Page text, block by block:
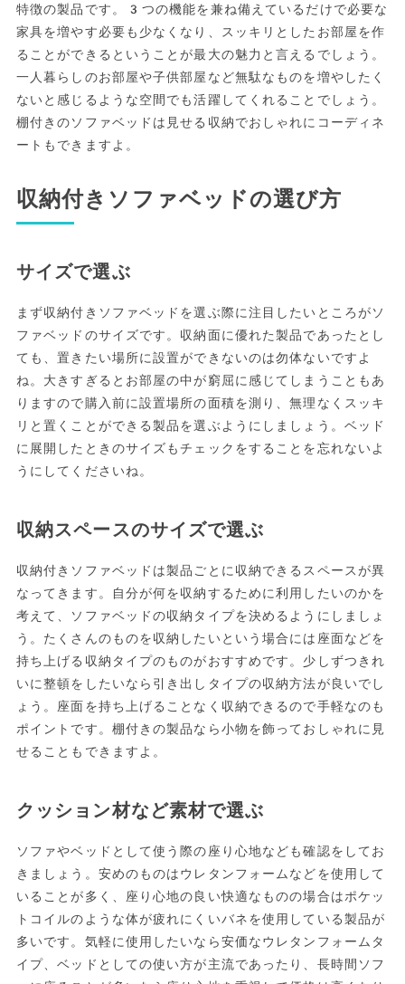
特徴の製品です。3つの機能を兼ね備えているだけで必要な
家具を増やす必要も少なくなり、スッキリとしたお部屋を作
ることができるということが最大の魅力と言えるでしょう。
一人暮らしのお部屋や子供部屋など無駄なものを増やしたく
ないと感じるような空間でも活躍してくれることでしょう。
棚付きのソファベッドは見せる収納でおしゃれにコーディネ
ートもできますよ。
収納付きソファベッドの選び方
サイズで選ぶ
まず収納付きソファベッドを選ぶ際に注目したいところがソ
ファベッドのサイズです。収納面に優れた製品であったとし
ても、置きたい場所に設置ができないのは勿体ないですよ
ね。大きすぎるとお部屋の中が窮屈に感じてしまうこともあ
りますので購入前に設置場所の面積を測り、無理なくスッキ
リと置くことができる製品を選ぶようにしましょう。ベッド
に展開したときのサイズもチェックをすることを忘れないよ
うにしてくださいね。
収納スペースのサイズで選ぶ
収納付きソファベッドは製品ごとに収納できるスペースが異
なってきます。自分が何を収納するために利用したいのかを
考えて、ソファベッドの収納タイプを決めるようにしましょ
う。たくさんのものを収納したいという場合には座面などを
持ち上げる収納タイプのものがおすすめです。少しずつきれ
いに整頓をしたいなら引き出しタイプの収納方法が良いでし
ょう。座面を持ち上げることなく収納できるので手軽なのも
ポイントです。棚付きの製品なら小物を飾っておしゃれに見
せることもできますよ。
クッション材など素材で選ぶ
ソファやベッドとして使う際の座り心地なども確認をしてお
きましょう。安めのものはウレタンフォームなどを使用して
いることが多く、座り心地の良い快適なものの場合はポケッ
トコイルのような体が疲れにくいバネを使用している製品が
多いです。気軽に使用したいなら安価なウレタンフォームタ
イプ、ベッドとしての使い方が主流であったり、長時間ソフ